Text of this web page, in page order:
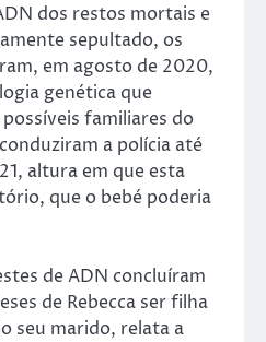
dos restos mortais e
sepultado, os
em agosto de 2020,
genética que
familiares do
a polícia até
altura em que esta
que o bebé poderia
de ADN concluíram
de Rebecca ser filha
seu marido, relata a